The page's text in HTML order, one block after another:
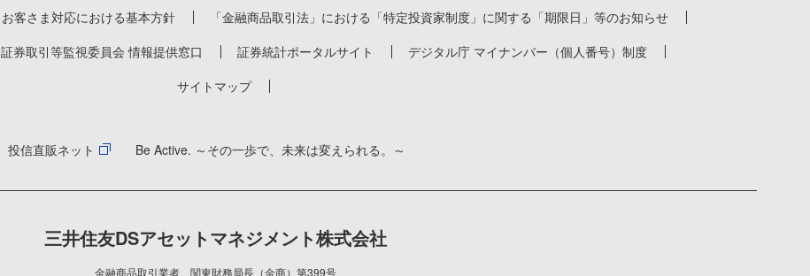
お客さま対応における基本方針
「金融商品取引法」における「特定投資家制度」に関する「期限日」等のお知らせ
証券取引等監視委員会 情報提供窓口 証券統計ポータルサイト
デジタル庁 マイナンバー（個人番号）制度
サイトマップ
投信直販ネット Be Active. ～その一歩で、未来は変えられる。～
三井住友DSアセットマネジメント株式会社
金融商品取引業者 関東財務局長（金商）第399号